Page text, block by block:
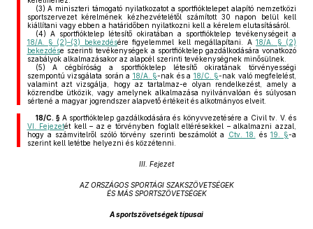
(3) A miniszteri támogató nyilatkozatot a sportfióktelepet alapító nemzetközi
sportszervezet kérelmének kézhezvételétől számított 30 napon belül kell
kiállítani vagy ebben a határidőben nyilatkozni kell a kérelem elutasításáról.
(4) A sportfióktelep létesítő okiratában a sportfióktelep tevékenységeit a
18/A. § (2)–(3) bekezdésére figyelemmel kell megállapítani. A18/A. § (2)
bekezdése szerinti tevékenységek a sportfióktelep gazdálkodására vonatkozó
szabályok alkalmazásakor az alapcél szerinti tevékenységnek minősülnek.
(5) A cégbíróság a sportfióktelep létesítő okiratának törvényességi
szempontú vizsgálata során a 18/A. §-nak és a 18/C. §-nak való megfelelést,
valamint azt vizsgálja, hogy az tartalmaz-e olyan rendelkezést, amely a
közrendbe ütközik, vagy amelynek alkalmazása nyilvánvalóan és súlyosan
sértené a magyar jogrendszer alapvető értékeit és alkotmányos elveit.
18/C. §A sportfióktelep gazdálkodására és könyvvezetésére a Civil tv. V. és
VI. Fejezetét kell – az e törvényben foglalt eltérésekkel – alkalmazni azzal,
hogy a számvitelről szóló törvény szerinti beszámolót a
Ctv. 18. és 19. §-a
szerint kell letétbe helyezni és közzétenni.
III. Fejezet
AZ ORSZÁGOS SPORTÁGI SZAKSZÖVETSÉGEK
ÉS MÁS SPORTSZÖVETSÉGEK
A sportszövetségek típusai